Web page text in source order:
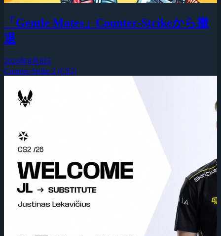
「Gentle Mates」Counter-Strikeから撤
退
2026年8月8日
Counter-Strike 2 (CS2)